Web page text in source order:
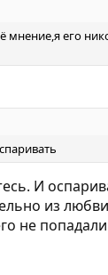
мнение,я его
И
из
не